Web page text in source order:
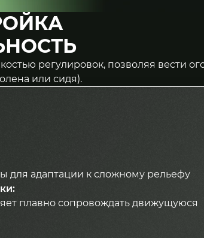
регулировок, позволяя вести
или сидя).
для адаптации к сложному рельефу
плавно сопровождать движущуюся